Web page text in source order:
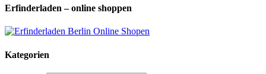
Erfinderladen – online shoppen
Kategorien